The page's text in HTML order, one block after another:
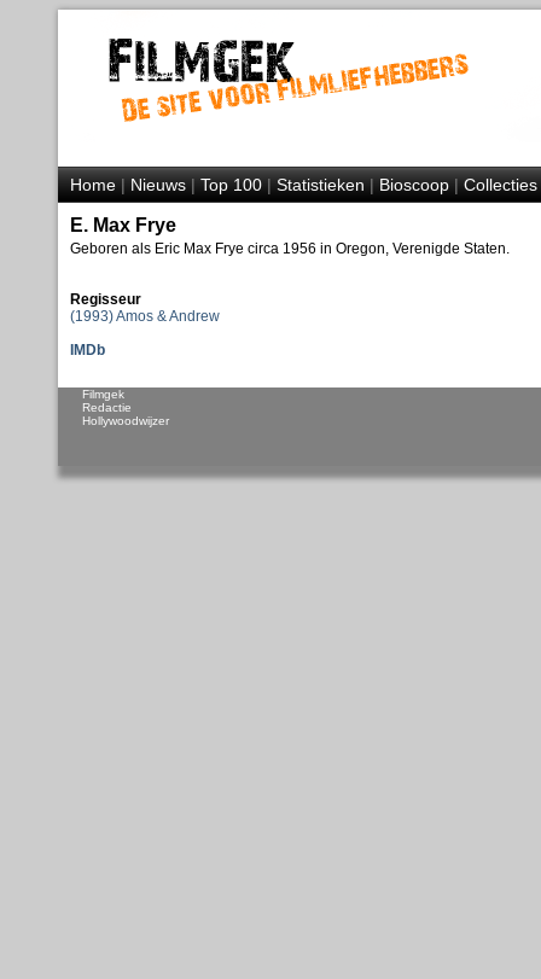
Home|Nieuws|Top 100|Statistieken|Bioscoop|Collecties
E. Max Frye
Geboren als Eric Max Frye circa 1956 in Oregon, Verenigde Staten.
Regisseur
(1993) Amos & Andrew
IMDb
Filmgek
Redactie
Hollywoodwijzer